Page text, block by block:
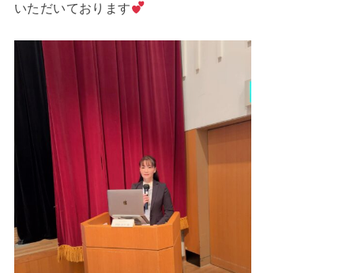
いただいております